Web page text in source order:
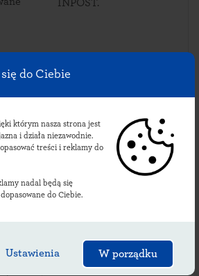
do Ciebie
którym nasza strona jest
i działa niezawodnie.
treści i reklamy do
nadal będą się
do Ciebie.
Ustawienia W porządku
INPOST.
lokalizacje